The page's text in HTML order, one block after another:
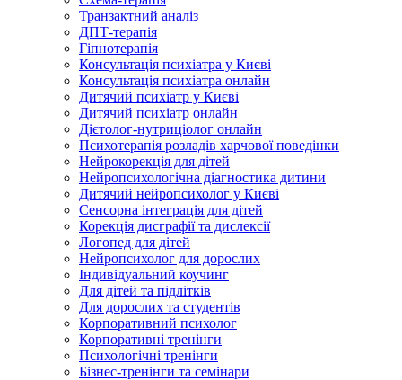
Транзактний аналіз
ДПТ-терапія
Гіпнотерапія
Консультація психіатра у Києві
Консультація психіатра онлайн
Дитячий психіатр у Києві
Дитячий психіатр онлайн
Дієтолог-нутриціолог онлайн
Психотерапія розладів харчової поведінки
Нейрокорекція для дітей
Нейропсихологічна діагностика дитини
Дитячий нейропсихолог у Києві
Сенсорна інтеграція для дітей
Корекція дисграфії та дислексії
Логопед для дітей
Нейропсихолог для дорослих
Індивідуальний коучинг
Для дітей та підлітків
Для дорослих та студентів
Корпоративний психолог
Корпоративні тренінги
Психологічні тренінги
Бізнес-тренінги та семінари